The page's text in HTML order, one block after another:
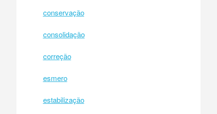
conservação
consolidação
correção
esmero
estabilização